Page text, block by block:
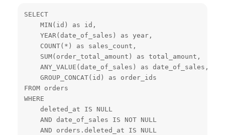
SELECT
    MIN(id) as id,
    YEAR(date_of_sales) as year,
    COUNT(*) as sales_count,
    SUM(order_total_amount) as total_amount,
    ANY_VALUE(date_of_sales) as date_of_sales,
    GROUP_CONCAT(id) as order_ids
FROM orders
WHERE
    deleted_at IS NULL
    AND date_of_sales IS NOT NULL
    AND orders.deleted_at IS NULL